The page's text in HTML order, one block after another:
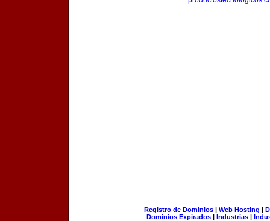
Registro de Dominios| Web Hosting |
Dominios Expirados | Industrias |